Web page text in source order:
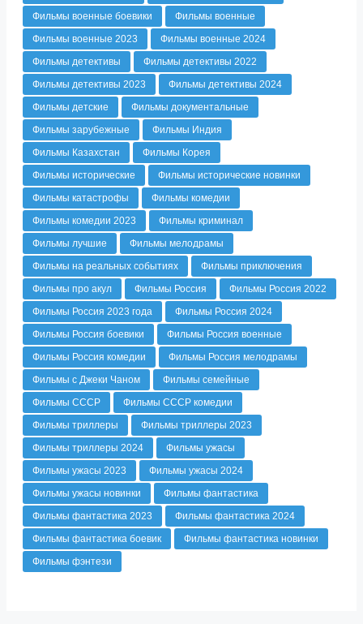
Фильмы военные боевики
Фильмы военные
Фильмы военные 2023
Фильмы военные 2024
Фильмы детективы
Фильмы детективы 2022
Фильмы детективы 2023
Фильмы детективы 2024
Фильмы детские
Фильмы документальные
Фильмы зарубежные
Фильмы Индия
Фильмы Казахстан
Фильмы Корея
Фильмы исторические
Фильмы исторические новинки
Фильмы катастрофы
Фильмы комедии
Фильмы комедии 2023
Фильмы криминал
Фильмы лучшие
Фильмы мелодрамы
Фильмы на реальных событиях
Фильмы приключения
Фильмы про акул
Фильмы Россия
Фильмы Россия 2022
Фильмы Россия 2023 года
Фильмы Россия 2024
Фильмы Россия боевики
Фильмы Россия военные
Фильмы Россия комедии
Фильмы Россия мелодрамы
Фильмы с Джеки Чаном
Фильмы семейные
Фильмы СССР
Фильмы СССР комедии
Фильмы триллеры
Фильмы триллеры 2023
Фильмы триллеры 2024
Фильмы ужасы
Фильмы ужасы 2023
Фильмы ужасы 2024
Фильмы ужасы новинки
Фильмы фантастика
Фильмы фантастика 2023
Фильмы фантастика 2024
Фильмы фантастика боевик
Фильмы фантастика новинки
Фильмы фэнтези